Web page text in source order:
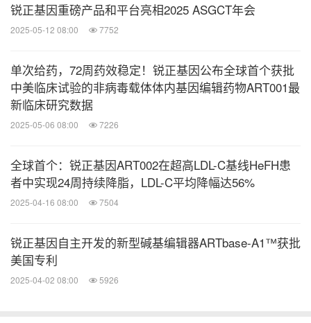
锐正基因重磅产品和平台亮相2025 ASGCT年会
2025-05-12 08:00 7752
单次给药，72周药效稳定！锐正基因公布全球首个获批
中美临床试验的非病毒载体体内基因编辑药物ART001最
新临床研究数据
2025-05-06 08:00 7226
全球首个：锐正基因ART002在超高LDL-C基线HeFH患
者中实现24周持续降脂，LDL-C平均降幅达56%
2025-04-16 08:00 7504
锐正基因自主开发的新型碱基编辑器ARTbase-A1™获批
美国专利
2025-04-02 08:00 5926